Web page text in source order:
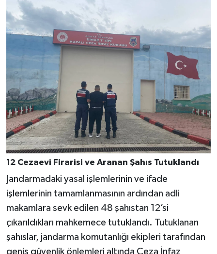
12 Cezaevi Firarisi ve Aranan Şahıs Tutuklandı
Jandarmadaki yasal işlemlerinin ve ifade
işlemlerinin tamamlanmasının ardından adli
makamlara sevk edilen 48 şahıstan 12’si
çıkarıldıkları mahkemece tutuklandı. Tutuklanan
şahıslar, jandarma komutanlığı ekipleri tarafından
geniş güvenlik önlemleri altında Ceza İnfaz